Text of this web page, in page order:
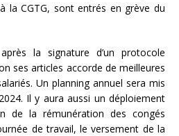
la CGTG, sont entrés en grève du
la signature d’un protocole
ses articles accorde de meilleures
Un planning annuel sera mis
Il y aura aussi un déploiement
de la rémunération des congés
de travail, le versement de la